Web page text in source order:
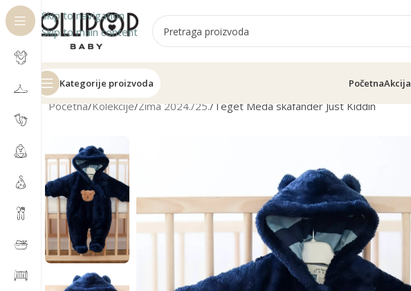
Skip to navigation
Skip to main content
Kategorije proizvoda PočetnaAkcija
Početna Kolekcije Zima 2024./25. Teget Meda skafander Just Kiddin